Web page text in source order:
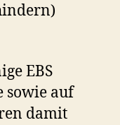
EBS
sowie auf
damit